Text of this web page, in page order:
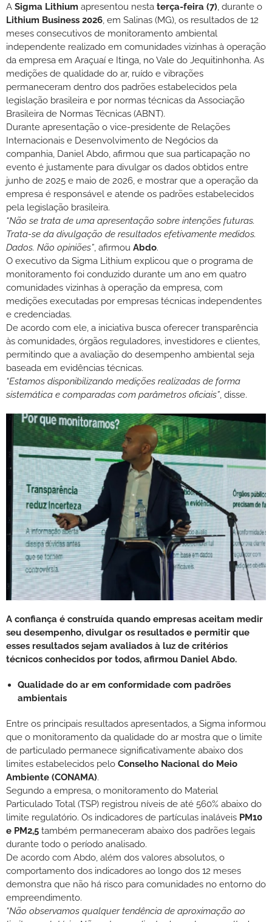
A Sigma Lithium apresentou nesta terça-feira (7), durante o
Lithium Business 2026, em Salinas (MG), os resultados de 12
meses consecutivos de monitoramento ambiental
independente realizado em comunidades vizinhas à operação
da empresa em Araçuaí e Itinga, no Vale do Jequitinhonha. As
medições de qualidade do ar, ruído e vibrações
permaneceram dentro dos padrões estabelecidos pela
legislação brasileira e por normas técnicas da Associação
Brasileira de Normas Técnicas (ABNT).
Durante apresentação o vice-presidente de Relações
Internacionais e Desenvolvimento de Negócios da
companhia, Daniel Abdo, afirmou que sua particapação no
evento é justamente para divulgar os dados obtidos entre
junho de 2025 e maio de 2026, e mostrar que a operação da
empresa é responsável e atende os padrões estabelecidos
pela legislação brasileira.
“Não se trata de uma apresentação sobre intenções futuras.
Trata-se da divulgação de resultados efetivamente medidos.
Dados. Não opiniões”, afirmou Abdo.
O executivo da Sigma Lithium explicou que o programa de
monitoramento foi conduzido durante um ano em quatro
comunidades vizinhas à operação da empresa, com
medições executadas por empresas técnicas independentes
e credenciadas.
De acordo com ele, a iniciativa busca oferecer transparência
às comunidades, órgãos reguladores, investidores e clientes,
permitindo que a avaliação do desempenho ambiental seja
baseada em evidências técnicas.
“Estamos disponibilizando medições realizadas de forma
sistemática e comparadas com parâmetros oficiais”, disse.
A confiança é construída quando empresas aceitam medir
seu desempenho, divulgar os resultados e permitir que
esses resultados sejam avaliados à luz de critérios
técnicos conhecidos por todos, afirmou Daniel Abdo.
Qualidade do ar em conformidade com padrões
ambientais
Entre os principais resultados apresentados, a Sigma informou
que o monitoramento da qualidade do ar mostra que o limite
de particulado permanece significativamente abaixo dos
limites estabelecidos pelo Conselho Nacional do Meio
Ambiente (CONAMA).
Segundo a empresa, o monitoramento do Material
Particulado Total (TSP) registrou níveis de até 560% abaixo do
limite regulatório. Os indicadores de partículas inaláveis PM10
e PM2,5 também permaneceram abaixo dos padrões legais
durante todo o período analisado.
De acordo com Abdo, além dos valores absolutos, o
comportamento dos indicadores ao longo dos 12 meses
demonstra que não há risco para comunidades no entorno do
empreendimento.
“Não observamos qualquer tendência de aproximação ao